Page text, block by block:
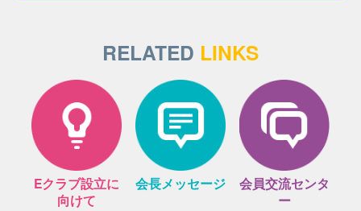
RELATED LINKS
Eクラブ設立に
向けて
会長メッセージ
会員交流センタ
ー